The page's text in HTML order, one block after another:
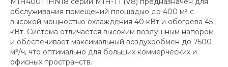
обслуживания помещений площадью до 400 м² с
высокой мощностью охлаждения 40 кВт и обогрева 45
кВт. Система отличается высоким воздушным напором
и обеспечивает максимальный воздухообмен до 7500
м³/ч, что оптимально для больших коммерческих и
офисных пространств.